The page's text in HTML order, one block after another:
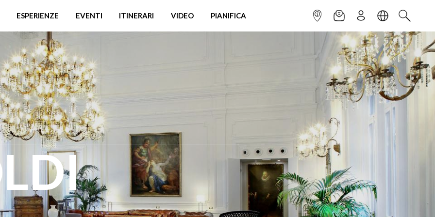
ESPERIENZE EVENTI ITINERARI VIDEO PIANIFICA INFOPOINTNEWSLETTER
ISCRIVITILINGUACERCA